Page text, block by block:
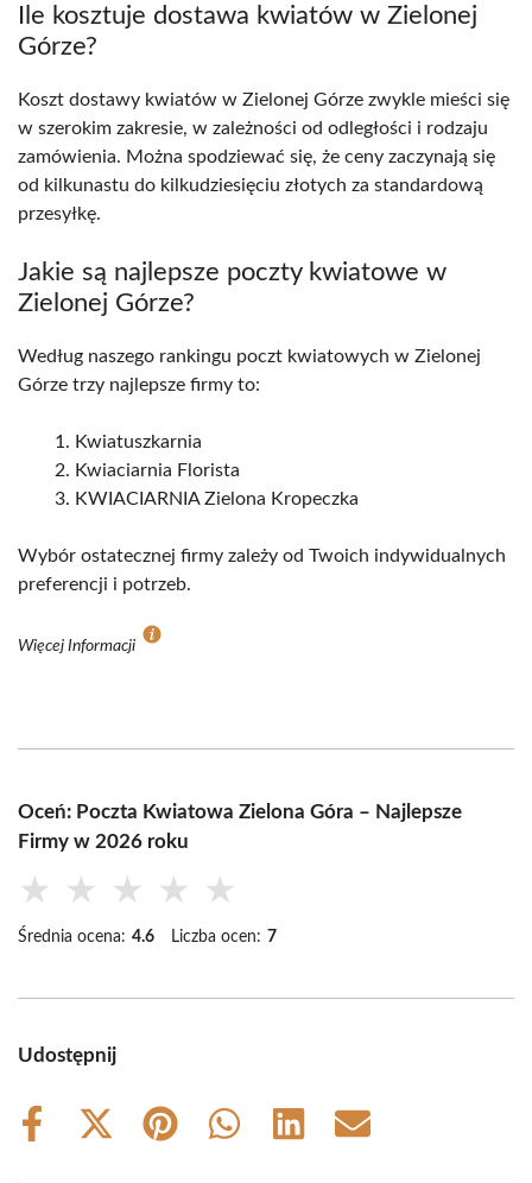
Ile kosztuje dostawa kwiatów w Zielonej
Górze?
Koszt dostawy kwiatów w Zielonej Górze zwykle mieści się
w szerokim zakresie, w zależności od odległości i rodzaju
zamówienia. Można spodziewać się, że ceny zaczynają się
od kilkunastu do kilkudziesięciu złotych za standardową
przesyłkę.
Jakie są najlepsze poczty kwiatowe w
Zielonej Górze?
Według naszego rankingu poczt kwiatowych w Zielonej
Górze trzy najlepsze firmy to:
Kwiatuszkarnia
Kwiaciarnia Florista
KWIACIARNIA Zielona Kropeczka
Wybór ostatecznej firmy zależy od Twoich indywidualnych
preferencji i potrzeb.
Więcej Informacji
Oceń: Poczta Kwiatowa Zielona Góra – Najlepsze
Firmy w 2026 roku
★ ★ ★ ★ ★
Średnia ocena: 4.6 Liczba ocen: 7
Udostępnij
Share
Share
Share
Share
Share
Share